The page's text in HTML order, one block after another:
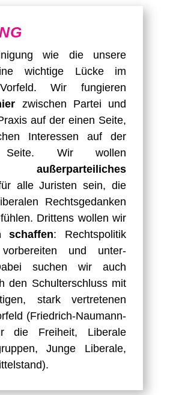
wie die unsere
wichtige Lücke im
Wir fungieren
zwischen Partei und
auf der einen Seite,
Interessen auf der
Seite. Wir wollen
außer­parteiliches
alle Juristen sein, die
Rechts­gedanken
Drittens wollen wir
schaffen: Rechts­politik
vorbereiten und unter­
suchen wir auch
den Schulter­schluss mit
stark vertretenen
(Friedrich-Naumann-
die Freiheit, Liberale
Junge Liberale,